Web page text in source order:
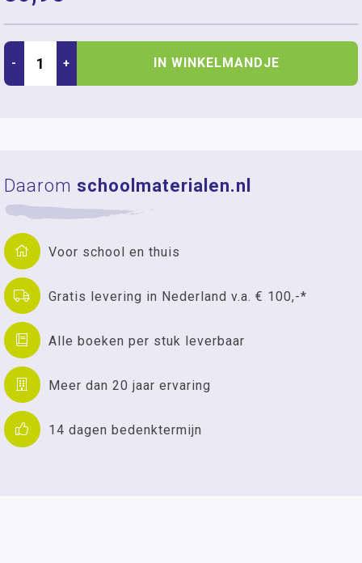
- + IN WINKELMANDJE
Daarom schoolmaterialen.nl
Voor school en thuis
Gratis levering in Nederland v.a. € 100,-*
Alle boeken per stuk leverbaar
Meer dan 20 jaar ervaring
14 dagen bedenktermijn